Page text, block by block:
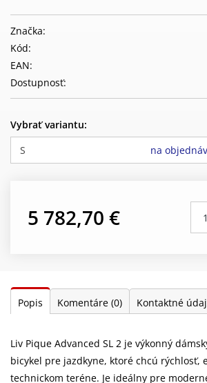
Značka:
Kód:
EAN:
Dostupnosť:
Vybrať variantu:
S
na
5 782,70 €
Popis Komentáre (0) Kontaktné
Liv Pique Advanced SL 2 je výkonný
bicykel pre jazdkyne, ktoré chcú rýchlosť,
technickom teréne. Je ideálny pre